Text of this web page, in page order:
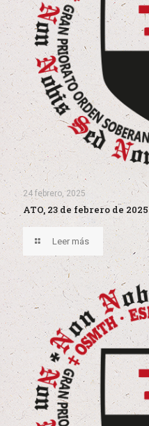
24 febrero, 2025
ATO, 23 de febrero de 2025
Leer más